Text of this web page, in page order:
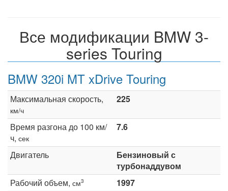
Все модификации BMW 3-
series Touring
BMW 320i MT xDrive Touring
Максимальная скорость,
км/ч
225
Время разгона до 100 км/
ч, сек
7.6
Двигатель
Бензиновый с
турбонаддувом
Рабочий объем, см3
1997